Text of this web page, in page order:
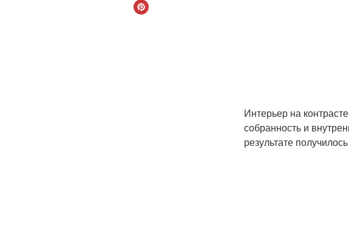
Интерьер на
собранность и
результате